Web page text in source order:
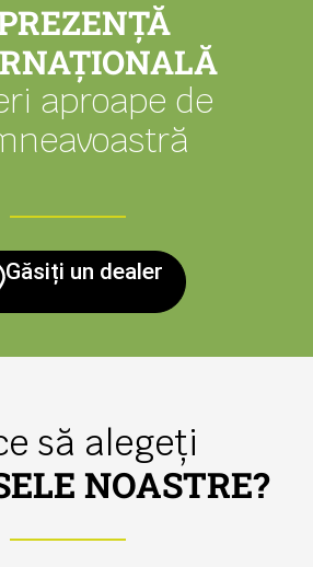
aproape de
Găsiți un dealer
să alegeți
NOASTRE?